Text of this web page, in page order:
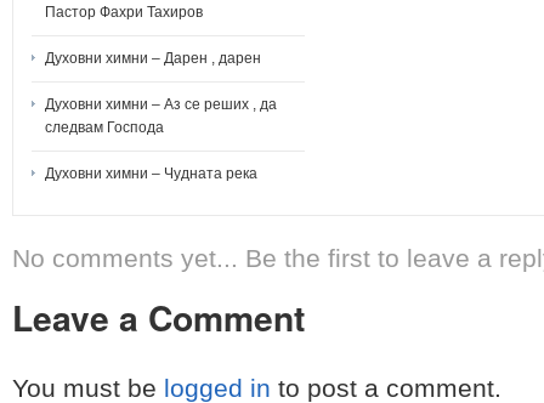
Пастор Фахри Тахиров
Духовни химни – Дарен , дарен
Духовни химни – Аз се реших , да
следвам Господа
Духовни химни – Чудната река
No comments yet... Be the first to leave a
Leave a Comment
You must be logged in to post a comment.